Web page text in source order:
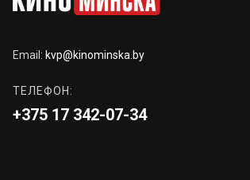
Email: kvp@kinominska.by
ТЕЛЕФОН:
+375 17 342-07-34